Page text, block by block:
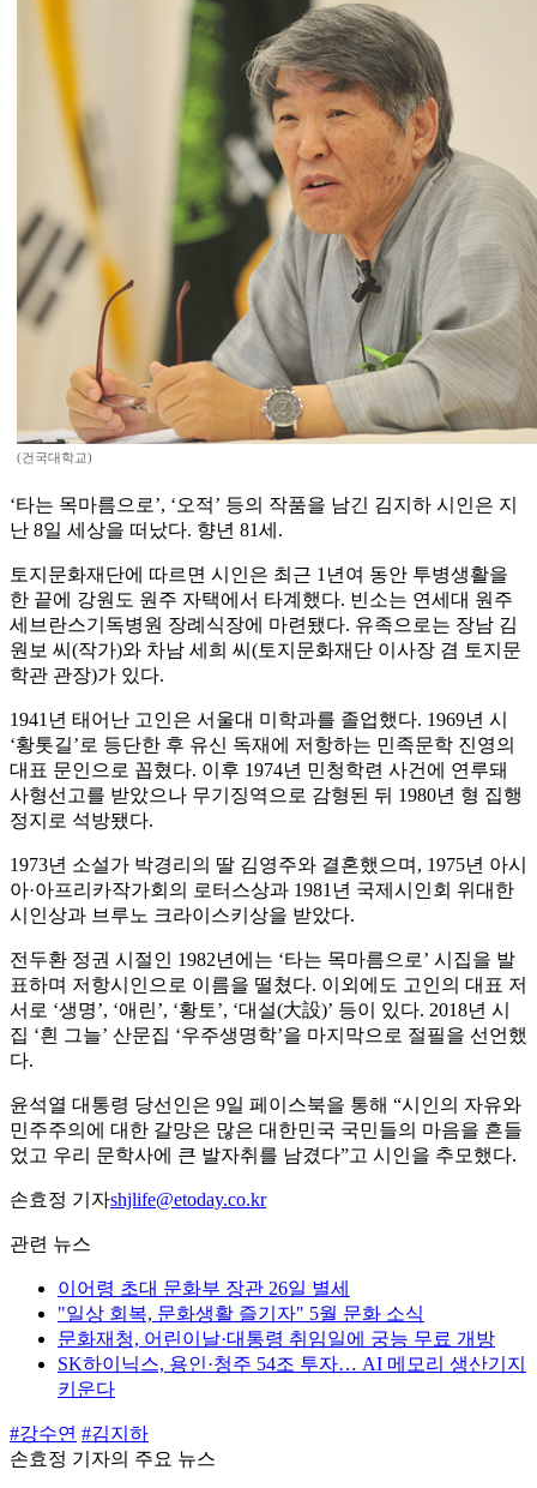
(건국대학교)
‘타는 목마름으로’, ‘오적’ 등의 작품을 남긴 김지하 시인은 지
난 8일 세상을 떠났다. 향년 81세.
토지문화재단에 따르면 시인은 최근 1년여 동안 투병생활을
한 끝에 강원도 원주 자택에서 타계했다. 빈소는 연세대 원주
세브란스기독병원 장례식장에 마련됐다. 유족으로는 장남 김
원보 씨(작가)와 차남 세희 씨(토지문화재단 이사장 겸 토지문
학관 관장)가 있다.
1941년 태어난 고인은 서울대 미학과를 졸업했다. 1969년 시
‘황톳길’로 등단한 후 유신 독재에 저항하는 민족문학 진영의
대표 문인으로 꼽혔다. 이후 1974년 민청학련 사건에 연루돼
사형선고를 받았으나 무기징역으로 감형된 뒤 1980년 형 집행
정지로 석방됐다.
1973년 소설가 박경리의 딸 김영주와 결혼했으며, 1975년 아시
아·아프리카작가회의 로터스상과 1981년 국제시인회 위대한
시인상과 브루노 크라이스키상을 받았다.
전두환 정권 시절인 1982년에는 ‘타는 목마름으로’ 시집을 발
표하며 저항시인으로 이름을 떨쳤다. 이외에도 고인의 대표 저
서로 ‘생명’, ‘애린’, ‘황토’, ‘대설(大設)’ 등이 있다. 2018년 시
집 ‘흰 그늘’ 산문집 ‘우주생명학’을 마지막으로 절필을 선언했
다.
윤석열 대통령 당선인은 9일 페이스북을 통해 “시인의 자유와
민주주의에 대한 갈망은 많은 대한민국 국민들의 마음을 흔들
었고 우리 문학사에 큰 발자취를 남겼다”고 시인을 추모했다.
손효정 기자shjlife@etoday.co.kr
관련 뉴스
이어령 초대 문화부 장관 26일 별세
"일상 회복, 문화생활 즐기자" 5월 문화 소식
문화재청, 어린이날·대통령 취임일에 궁능 무료 개방
SK하이닉스, 용인·청주 54조 투자… AI 메모리 생산기지
키운다
#강수연 #김지하
손효정 기자의 주요 뉴스